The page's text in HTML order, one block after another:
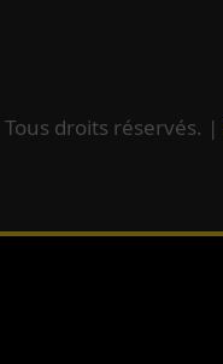
Tous droits réservés. |